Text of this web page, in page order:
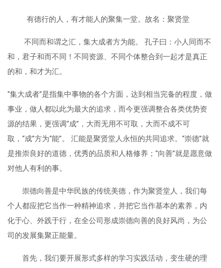
有德行的人，有才能人的聚集一堂。故名：聚贤堂
不同而和谓之汇，集大成者方为能。 孔子曰：小人同而不
和，君子和而不同！不同资源、不同个体整合到一起才是真正
的和，和才为汇。
“集大成者”是指集中事物的各个方面，达到相当完备的程度，做
事业，做人都以此为最大的追求，而今更强调整合各类优势资
源的结果，更强调“成”，大而无用不可取，大而不成不可
取，“成”方为“能”。 汇能是聚贤堂人永恒的共同追求。“崇德”就
是推崇良好的道德，优秀的品质和人格修养；“向善”就是愿意做
对他人有利的事。
崇德向善是中华民族的传统美德，作为聚贤堂人，我们每
个人都应把它当作一种精神追求，并把它当作基本的素养，内
化于心、外践于行，在全公司形成崇德向善的良好风尚，为公
司的发展集聚正能量。
首先，我们要开展形式多样的学习实践活动，变生硬的理